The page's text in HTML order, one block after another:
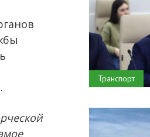
Транспорт